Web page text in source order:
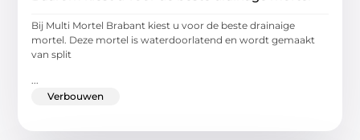
Bij Multi Mortel Brabant kiest u voor de beste drainaige
mortel. Deze mortel is waterdoorlatend en wordt gemaakt
van split
...
Verbouwen